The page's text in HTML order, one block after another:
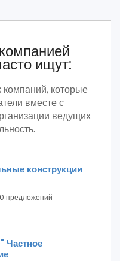
ищут:
которые
вместе с
ведущих
конструкции
0 предложений
Частное